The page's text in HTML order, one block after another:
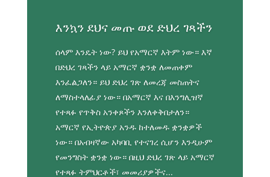
እንኳን ደህና መጡ ወደ ድህረ ገጻችን
ሰላም እንዴት ነው? ይህ የአማርኛ እትም ነው። እኛ
በድህረ ገጻችን ላይ አማርኛ ቋንቋ ለመጠቀም
እንፈልጋለን። ይህ ድህረ ገጽ ለመረጃ መስጠትና
ለማስተላለፊያ ነው። በአማርኛ እና በእንግሊዝኛ
የተጻፉ የጥቅስ አንቀጾችን እንለቀቅበታለን።
አማርኛ የኢትዮጵያ አንዱ ከተለመዱ ቋንቋዎች
ነው። በአብዛኛው አካባቢ የተናገረ ሲሆን እንዲሁም
የመንግስት ቋንቋ ነው። በዚህ ድህረ ገጽ ላይ አማርኛ
የተጻፉ ትምህርቶች፣ መመሪያዎችና...